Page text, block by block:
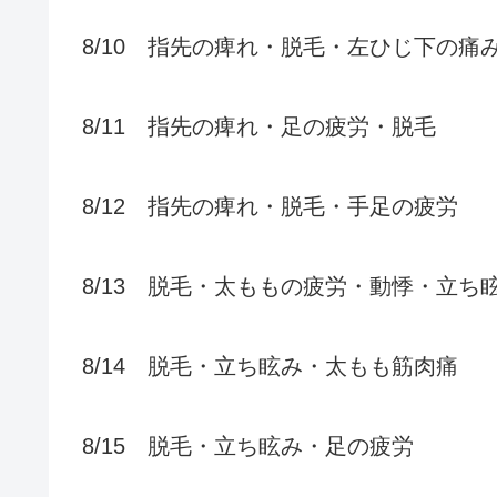
8/10 指先の痺れ・脱毛・左ひじ下の痛
8/11 指先の痺れ・足の疲労・脱毛
8/12 指先の痺れ・脱毛・手足の疲労
8/13 脱毛・太ももの疲労・動悸・立ち
8/14 脱毛・立ち眩み・太もも筋肉痛
8/15 脱毛・立ち眩み・足の疲労